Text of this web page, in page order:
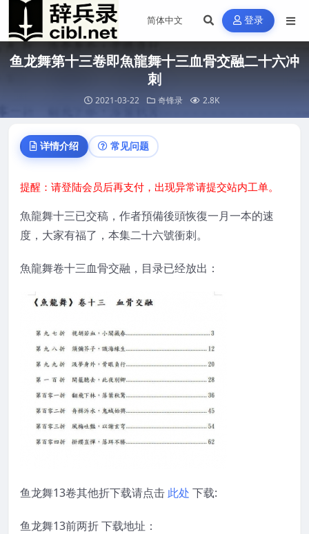
登录
鱼龙舞第十三卷即魚龍舞十三血骨交融二十六冲
刺
2021-03-22 奇锋录 2.8K
详情介绍 常见问题
提醒：请登陆会员后再支付，出现异常请提交站内工单。
魚龍舞十三已交稿，作者預備後頭恢復一月一本的速
度，大家有福了，本集二十六號衝刺。
魚龍舞卷十三血骨交融，目录已经放出：
鱼龙舞13卷其他折下载请点击 此处 下载:
鱼龙舞13前两折 下载地址：